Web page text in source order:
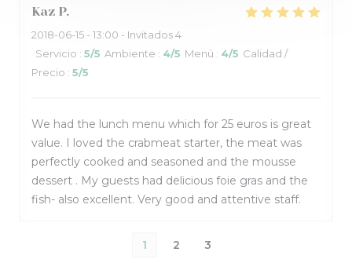
Kaz P
2018-06-15 - 13:00 - Invitados 4
Servicio : 5/5 Ambiente : 4/5 Menú : 4/5 Calidad /
Precio : 5/5
We had the lunch menu which for 25 euros is great
value. I loved the crabmeat starter, the meat was
perfectly cooked and seasoned and the mousse
dessert . My guests had delicious foie gras and the
fish- also excellent. Very good and attentive staff.
1 2 3